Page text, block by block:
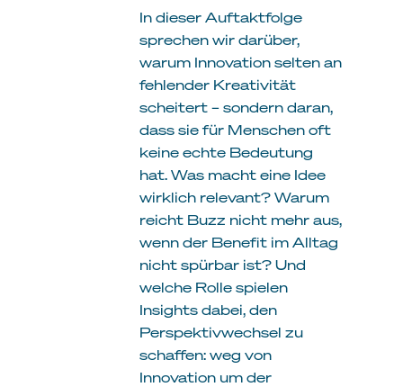
In dieser Auftaktfolge
sprechen wir darüber,
warum Innovation selten an
fehlender Kreativität
scheitert – sondern daran,
dass sie für Menschen oft
keine echte Bedeutung
hat. Was macht eine Idee
wirklich relevant? Warum
reicht Buzz nicht mehr aus,
wenn der Benefit im Alltag
nicht spürbar ist? Und
welche Rolle spielen
Insights dabei, den
Perspektivwechsel zu
schaffen: weg von
Innovation um der